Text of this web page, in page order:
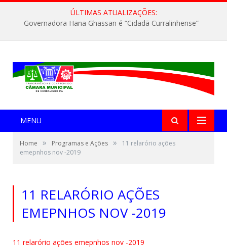
ÚLTIMAS ATUALIZAÇÕES:
Governadora Hana Ghassan é “Cidadã Curralinhense”
MENU
Home » Programas e Ações »
11 relarório ações
emepnhos nov -2019
11 RELARÓRIO AÇÕES
EMEPNHOS NOV -2019
11 relarório ações emepnhos nov -2019